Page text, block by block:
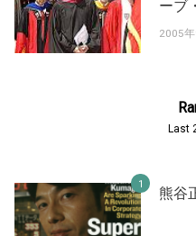
ーブ
2005
Last
熊谷